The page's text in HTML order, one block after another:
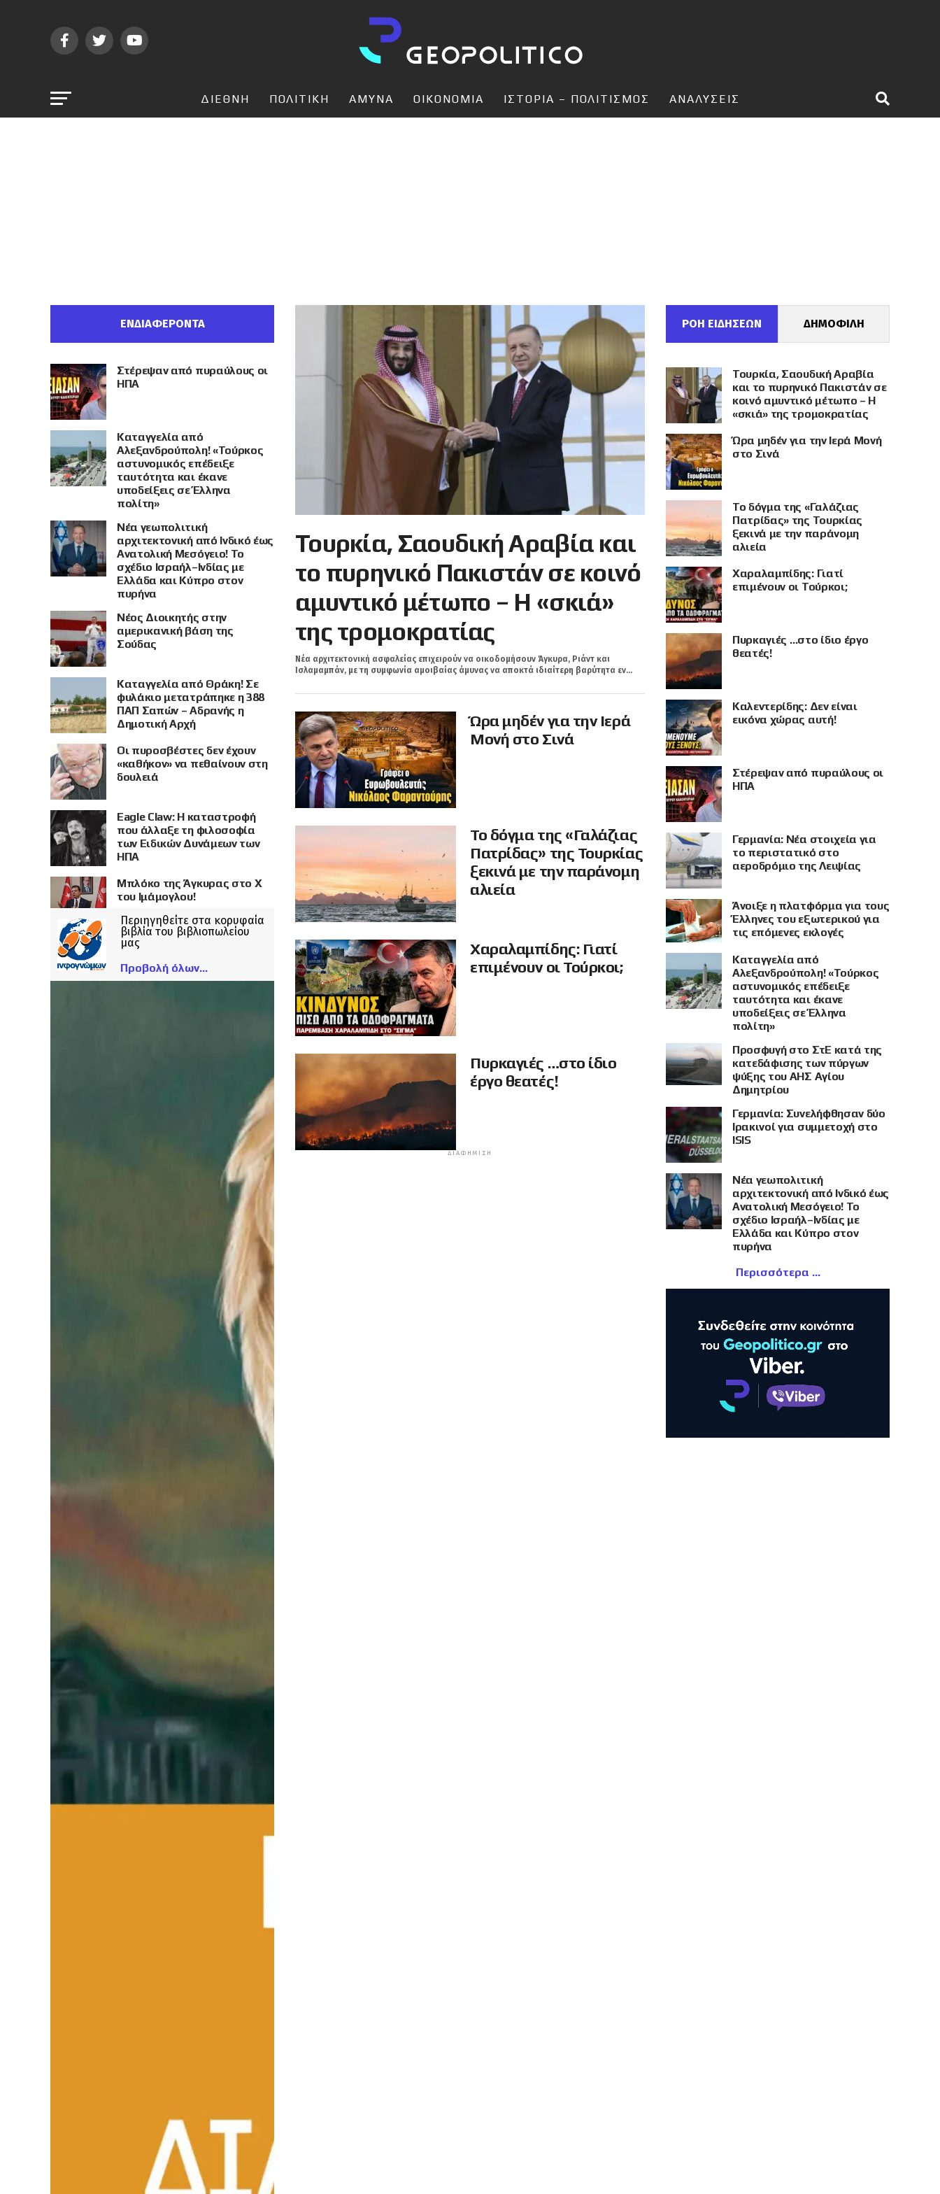
ΔΙΕΘΝΗ ΠΟΛΙΤΙΚΗ ΑΜΥΝΑ ΟΙΚΟΝΟΜΙΑ ΙΣΤΟΡΙΑ – ΠΟΛΙΤΙΣΜΟΣ ΑΝΑΛΥΣΕΙΣ
Τουρκία, Σαουδική Αραβία και
το πυρηνικό Πακιστάν σε κοινό
αμυντικό μέτωπο – Η «σκιά»
της τρομοκρατίας
Νέα αρχιτεκτονική ασφαλείας επιχειρούν να οικοδομήσουν Άγκυρα, Ριάντ και
Ισλαμαμπάν, με τη συμφωνία αμοιβαίας άμυνας να αποκτά ιδιαίτερη βαρύτητα εν...
Ώρα μηδέν για την Ιερά
Μονή στο Σινά
Το δόγμα της «Γαλάζιας
Πατρίδας» της Τουρκίας
ξεκινά με την παράνομη
αλιεία
Χαραλαμπίδης: Γιατί
επιμένουν οι Τούρκοι;
Πυρκαγιές …στο ίδιο
έργο θεατές!
ΔΙΑΦΉΜΙΣΗ
ΕΝΔΙΑΦΕΡΟΝΤΑ
Στέρεψαν από πυραύλους οι
ΗΠΑ
Καταγγελία από
Αλεξανδρούπολη! «Τούρκος
αστυνομικός επέδειξε
ταυτότητα και έκανε
υποδείξεις σε Έλληνα
πολίτη»
Νέα γεωπολιτική
αρχιτεκτονική από Ινδικό έως
Ανατολική Μεσόγειο! Το
σχέδιο Ισραήλ–Ινδίας με
Ελλάδα και Κύπρο στον
πυρήνα
Νέος Διοικητής στην
αμερικανική βάση της
Σούδας
Καταγγελία από Θράκη! Σε
φυλάκιο μετατράπηκε η 388
ΠΑΠ Σαπών – Αδρανής η
Δημοτική Αρχή
Οι πυροσβέστες δεν έχουν
«καθήκον» να πεθαίνουν στη
δουλειά
Eagle Claw: Η καταστροφή
που άλλαξε τη φιλοσοφία
των Ειδικών Δυνάμεων των
ΗΠΑ
Μπλόκο της Άγκυρας στο X
του Ιμάμογλου!
Περιηγηθείτε στα κορυφαία
βιβλία του βιβλιοπωλείου
μας
Προβολή όλων
ΡΟΗ ΕΙΔΗΣΕΩΝ ΔΗΜΟΦΙΛΗ
Τουρκία, Σαουδική Αραβία
και το πυρηνικό Πακιστάν σε
κοινό αμυντικό μέτωπο – Η
«σκιά» της τρομοκρατίας
Ώρα μηδέν για την Ιερά Μονή
στο Σινά
Το δόγμα της «Γαλάζιας
Πατρίδας» της Τουρκίας
ξεκινά με την παράνομη
αλιεία
Χαραλαμπίδης: Γιατί
επιμένουν οι Τούρκοι;
Πυρκαγιές …στο ίδιο έργο
θεατές!
Καλεντερίδης: Δεν είναι
εικόνα χώρας αυτή!
Στέρεψαν από πυραύλους οι
ΗΠΑ
Γερμανία: Νέα στοιχεία για
το περιστατικό στο
αεροδρόμιο της Λειψίας
Άνοιξε η πλατφόρμα για τους
Έλληνες του εξωτερικού για
τις επόμενες εκλογές
Καταγγελία από
Αλεξανδρούπολη! «Τούρκος
αστυνομικός επέδειξε
ταυτότητα και έκανε
υποδείξεις σε Έλληνα
πολίτη»
Προσφυγή στο ΣτΕ κατά της
κατεδάφισης των πύργων
ψύξης του ΑΗΣ Αγίου
Δημητρίου
Γερμανία: Συνελήφθησαν δύο
Ιρακινοί για συμμετοχή στο
ISIS
Νέα γεωπολιτική
αρχιτεκτονική από Ινδικό έως
Ανατολική Μεσόγειο! Το
σχέδιο Ισραήλ–Ινδίας με
Ελλάδα και Κύπρο στον
πυρήνα
Περισσότερα